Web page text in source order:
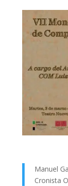
Manuel
Cronista